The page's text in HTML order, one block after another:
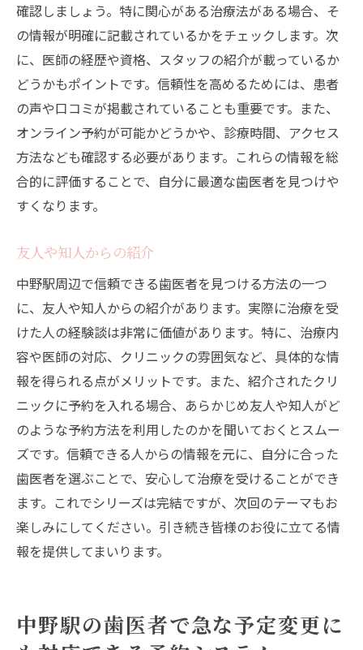
確認しましょう。特に関心がある治療法がある場合、そ
の情報が明確に記載されているかをチェックします。次
に、医師の経歴や資格、スタッフの紹介が載っているか
どうかもポイントです。信頼性を高めるためには、患者
の声や口コミが掲載されていることも重要です。また、
オンライン予約が可能かどうかや、診療時間、アクセス
方法なども確認する必要があります。これらの情報を総
合的に評価することで、自分に最適な歯医者を見つけや
すくなります。
友人や知人からの紹介
中野駅周辺で信頼できる歯医者を見つける方法の一つ
に、友人や知人からの紹介があります。実際に治療を受
けた人の経験談は非常に価値があります。特に、治療内
容や医師の対応、クリニックの雰囲気など、具体的な情
報を得られる点がメリットです。また、紹介されたクリ
ニックに予約を入れる場合、あらかじめ友人や知人がど
のような予約方法を利用したのかを聞いておくとスムー
ズです。信頼できる人からの情報を元に、自分に合った
歯医者を選ぶことで、安心して治療を受けることができ
ます。これでシリーズは完結ですが、次回のテーマもお
楽しみにしてください。引き続き皆様のお役に立てる情
報を提供してまいります。
中野駅の歯医者で急な予定変更に